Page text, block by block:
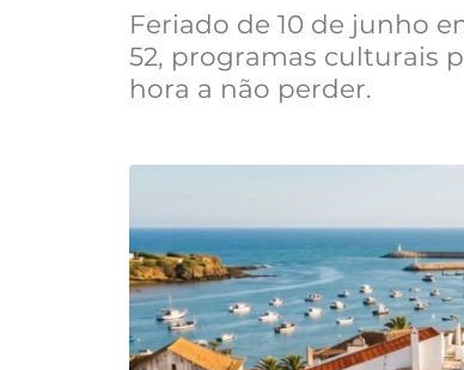
Feriado de 10 de junho
52, programas culturais
hora a não perder.